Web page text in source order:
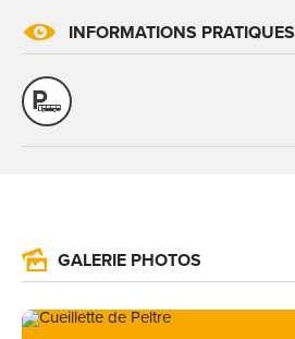
INFORMATIONS PRATIQUES
GALERIE PHOTOS